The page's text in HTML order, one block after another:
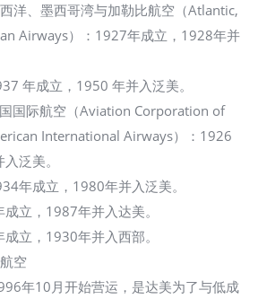
洋、墨西哥湾与加勒比航空（Atlantic,
Airways）：1927年成立，1928年并
年成立，1950 年并入泛美。
国际航空（Aviation Corporation of
International Airways）：1926
泛美。
年成立，1980年并入泛美。
立，1987年并入达美。
立，1930年并入西部。
空
年10月开始营运，是达美为了与低成